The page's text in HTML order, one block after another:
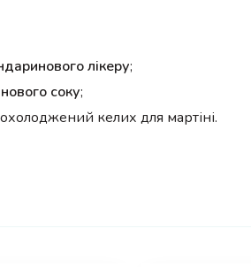
лікеру;
соку;
келих для мартіні.